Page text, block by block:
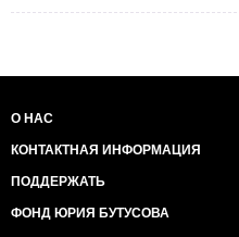
О НАС
КОНТАКТНАЯ ИНФОРМАЦИЯ
ПОДДЕРЖАТЬ
ФОНД ЮРИЯ БУТУСОВА